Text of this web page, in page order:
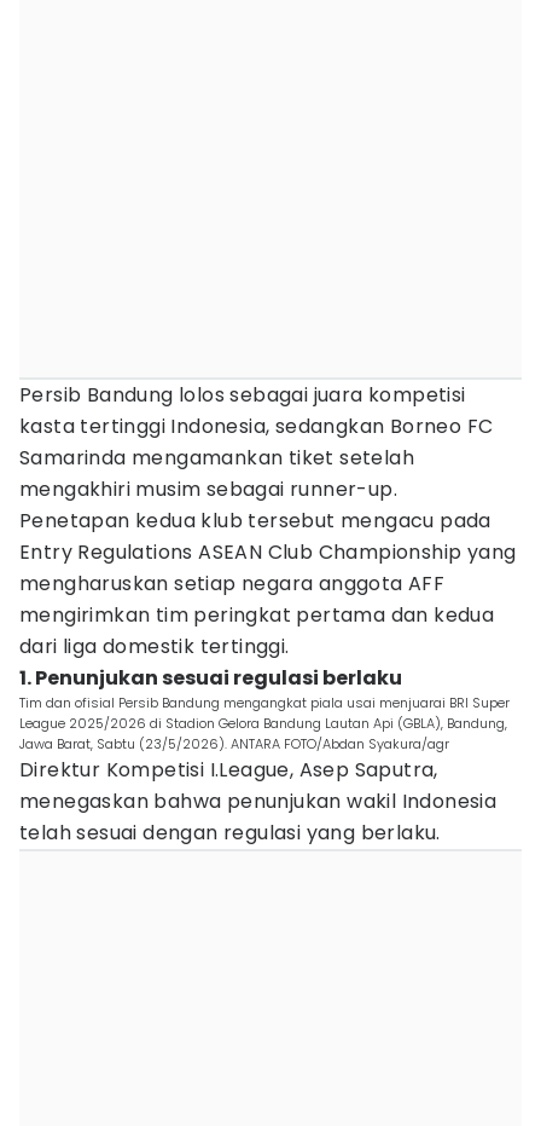
Persib Bandung lolos sebagai juara kompetisi
kasta tertinggi Indonesia, sedangkan Borneo FC
Samarinda mengamankan tiket setelah
mengakhiri musim sebagai runner-up.
Penetapan kedua klub tersebut mengacu pada
Entry Regulations ASEAN Club Championship yang
mengharuskan setiap negara anggota AFF
mengirimkan tim peringkat pertama dan kedua
dari liga domestik tertinggi.
1. Penunjukan sesuai regulasi berlaku
Tim dan ofisial Persib Bandung mengangkat piala usai menjuarai BRI Super
League 2025/2026 di Stadion Gelora Bandung Lautan Api (GBLA), Bandung,
Jawa Barat, Sabtu (23/5/2026). ANTARA FOTO/Abdan Syakura/agr
Direktur Kompetisi I.League, Asep Saputra,
menegaskan bahwa penunjukan wakil Indonesia
telah sesuai dengan regulasi yang berlaku.